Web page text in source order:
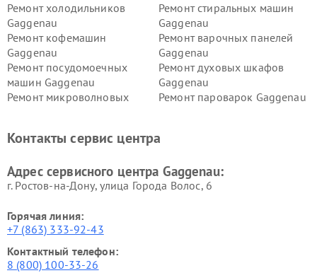
Ремонт холодильников
Gaggenau
Ремонт стиральных машин
Gaggenau
Ремонт кофемашин
Gaggenau
Ремонт варочных панелей
Gaggenau
Ремонт посудомоечных
машин Gaggenau
Ремонт духовых шкафов
Gaggenau
Ремонт микроволновых
Ремонт пароварок Gaggenau
Контакты сервис центра
Адрес сервисного центра Gaggenau:
г. Ростов-на-Дону, улица Города Волос, 6
Горячая линия:
+7 (863) 333-92-43
Контактный телефон:
8 (800) 100-33-26